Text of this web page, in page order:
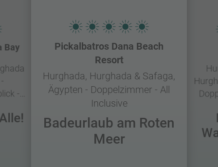
Bay
-
Pickalbatros Dana Beach
Resort
Hurghada, Hurghada & Safaga,
Ägypten - Doppelzimmer - All
Inclusive
Badeurlaub am Roten
Meer